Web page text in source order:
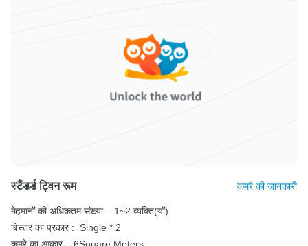
स्टैंडर्ड ट्विन रूम कमरे की जानकारी
मेहमानों की अधिकतम संख्या :
1~2 व्यक्ति(यों)
बिस्तर का प्रकार :
Single * 2